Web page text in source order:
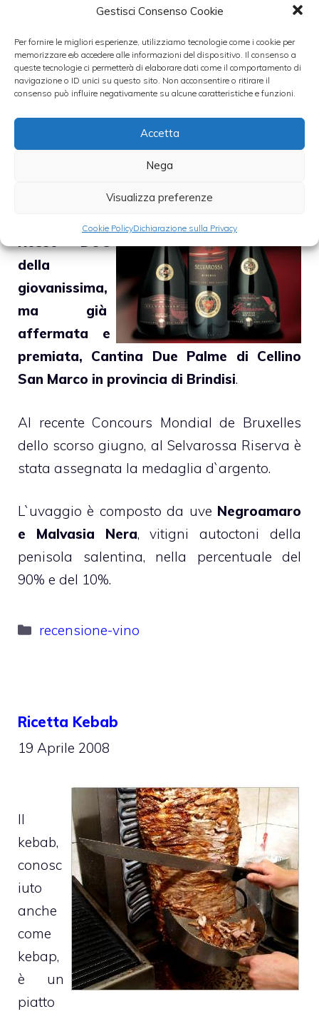
Gestisci Consenso Cookie
Per fornire le migliori esperienze, utilizziamo tecnologie come i cookie per
memorizzare e/o accedere alle informazioni del dispositivo. Il consenso a
queste tecnologie ci permetterà di elaborare dati come il comportamento di
navigazione o ID unici su questo sito. Non acconsentire o ritirare il
consenso può influire negativamente su alcune caratteristiche e funzioni.
Accetta
Nega
Visualizza preferenze
Cookie PolicyDichiarazione sulla Privacy
Categorie
recensione-vino
Selvarossa Riserva Speciale
Rosso DOC
della
giovanissima,
ma già
affermata e
premiata, Cantina Due Palme di Cellino
San Marco in provincia di Brindisi.
Al recente Concours Mondial de Bruxelles
dello scorso giugno, al Selvarossa Riserva è
stata assegnata la medaglia d`argento.
L`uvaggio è composto da uve Negroamaro
e Malvasia Nera, vitigni autoctoni della
penisola salentina, nella percentuale del
90% e del 10%.
Categorie
recensione-vino
Ricetta Kebab
19 Aprile 2008
Il
kebab,
conosc
iuto
anche
come
kebap,
è un
piatto